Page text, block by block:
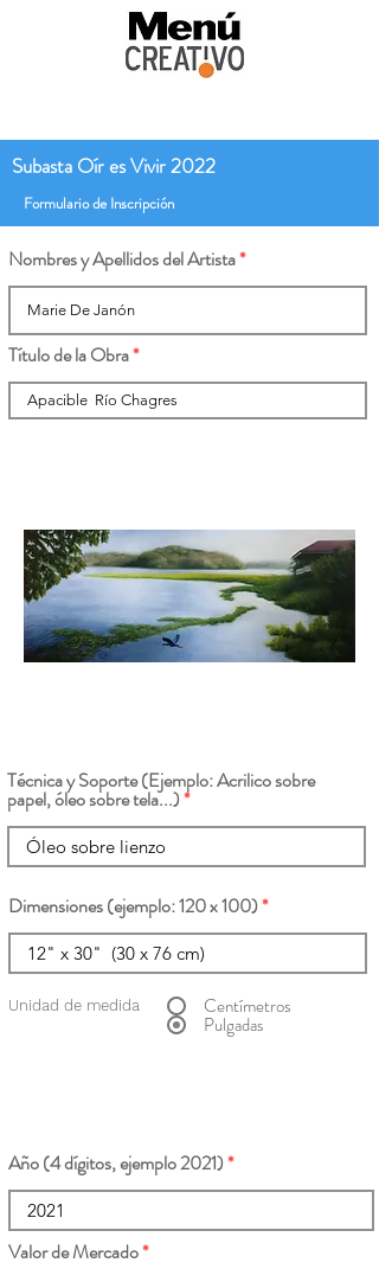
Subasta Oír es Vivir 2022
Formulario de Inscripción
Nombres y Apellidos del Artista
Título de la Obra
Técnica y Soporte (Ejemplo: Acrilico sobre
papel, óleo sobre tela...)
Dimensiones (ejemplo: 120 x 100)
Unidad de medida Centímetros
Pulgadas
Año (4 dígitos, ejemplo 2021)
Valor de Mercado